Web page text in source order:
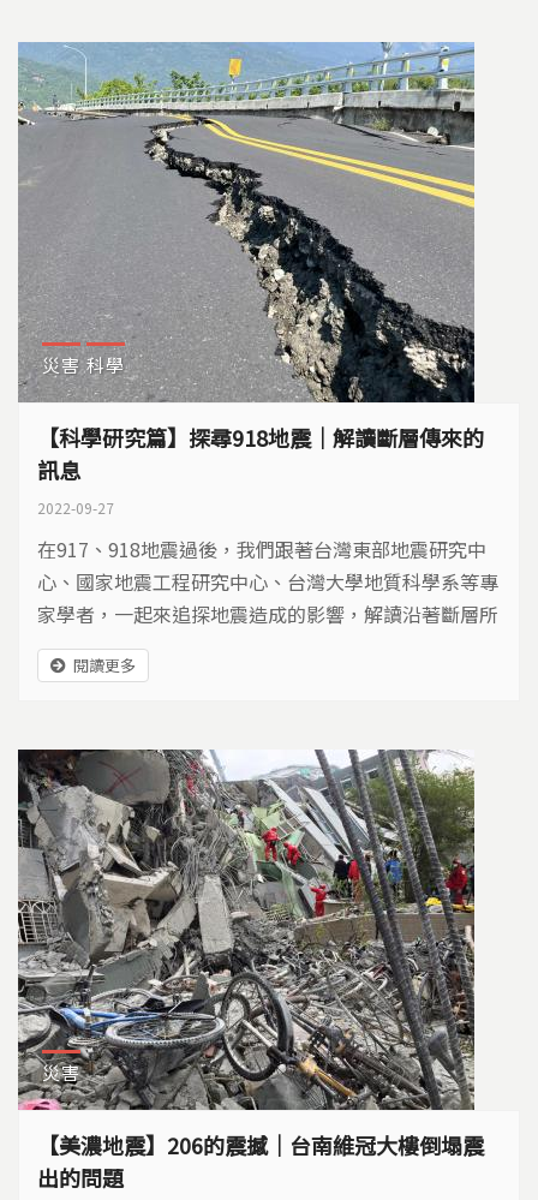
災害 科學
【科學研究篇】探尋918地震｜解讀斷層傳來的
訊息
2022-09-27
在917、918地震過後，我們跟著台灣東部地震研究中
心、國家地震工程研究中心、台灣大學地質科學系等專
家學者，一起來追探地震造成的影響，解讀沿著斷層所
遺留下的種種訊息，找出未來與地震共存的因應之道。
閱讀更多
災害
【美濃地震】206的震撼｜台南維冠大樓倒塌震
出的問題